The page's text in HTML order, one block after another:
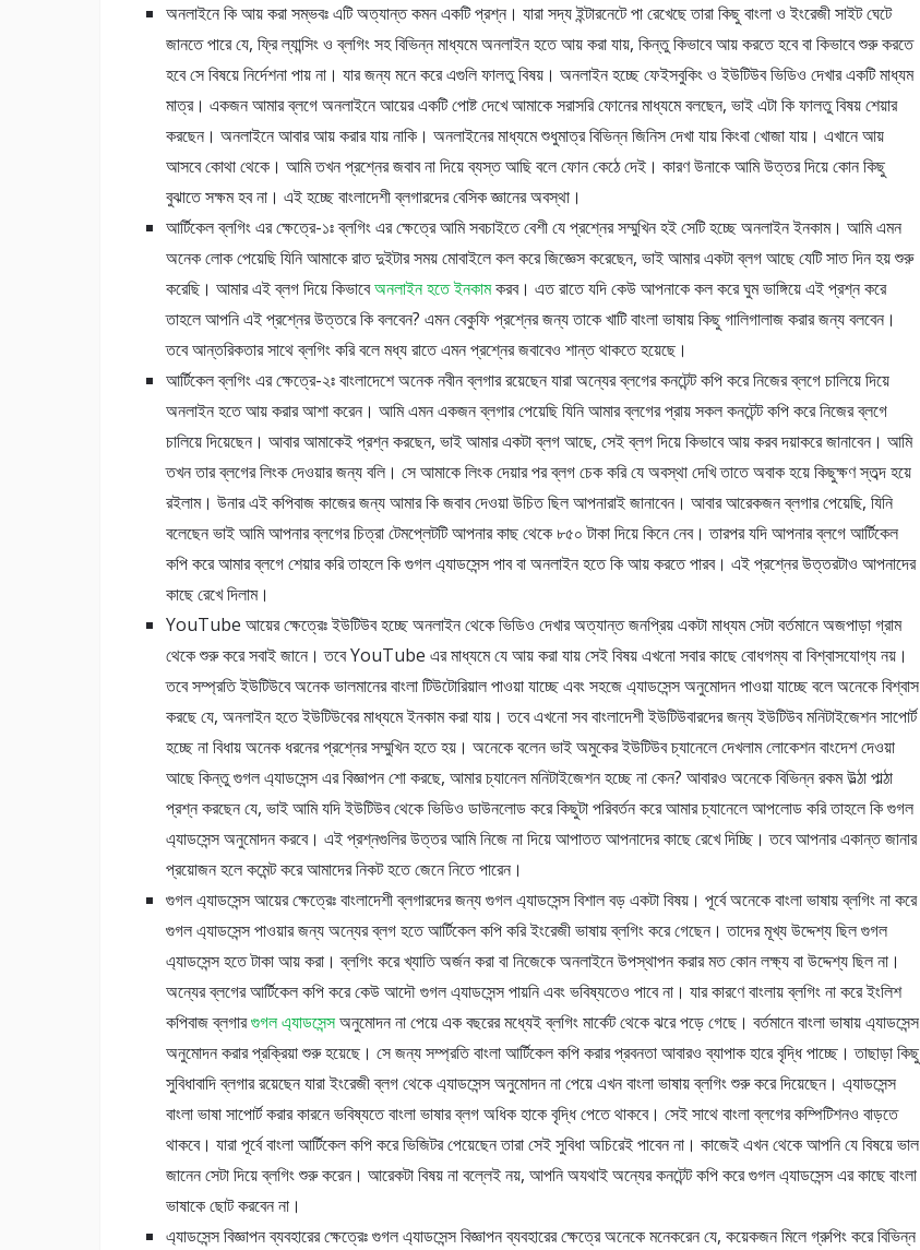
অনলাইনে কি আয় করা সম্ভবঃ এটি অত্যান্ত কমন একটি প্রশ্ন। যারা সদ্য ইন্টারনেটে পা রেখেছে তারা কিছু বাংলা ও ইংরেজী সাইট ঘেটে
জানতে পারে যে, ফ্রি ল্যান্সিং ও ব্লগিং সহ বিভিন্ন মাধ্যমে অনলাইন হতে আয় করা যায়, কিন্তু কিভাবে আয় করতে হবে বা কিভাবে শুরু করতে
হবে সে বিষয়ে নির্দেশনা পায় না। যার জন্য মনে করে এগুলি ফালতু বিষয়। অনলাইন হচ্ছে ফেইসবুকিং ও ইউটিউব ভিডিও দেখার একটি মাধ্যম
মাত্র। একজন আমার ব্লগে অনলাইনে আয়ের একটি পোষ্ট দেখে আমাকে সরাসরি ফোনের মাধ্যমে বলছেন, ভাই এটা কি ফালতু বিষয় শেয়ার
করছেন। অনলাইনে আবার আয় করার যায় নাকি। অনলাইনের মাধ্যমে শুধুমাত্র বিভিন্ন জিনিস দেখা যায় কিংবা খোজা যায়। এখানে আয়
আসবে কোথা থেকে। আমি তখন প্রশ্নের জবাব না দিয়ে ব্যস্ত আছি বলে ফোন কেঠে দেই। কারণ উনাকে আমি উত্তর দিয়ে কোন কিছু
বুঝাতে সক্ষম হব না। এই হচ্ছে বাংলাদেশী ব্লগারদের বেসিক জ্ঞানের অবস্থা।
আর্টিকেল ব্লগিং এর ক্ষেত্রে-১ঃ ব্লগিং এর ক্ষেত্রে আমি সবচাইতে বেশী যে প্রশ্নের সম্মুখিন হই সেটি হচ্ছে অনলাইন ইনকাম। আমি এমন
অনেক লোক পেয়েছি যিনি আমাকে রাত দুইটার সময় মোবাইলে কল করে জিজ্ঞেস করেছেন, ভাই আমার একটা ব্লগ আছে যেটি সাত দিন হয় শুরু
করেছি। আমার এই ব্লগ দিয়ে কিভাবেঅনলাইন হতে ইনকামকরব। এত রাতে যদি কেউ আপনাকে কল করে ঘুম ভাঙ্গিয়ে এই প্রশ্ন করে
তাহলে আপনি এই প্রশ্নের উত্তরে কি বলবেন? এমন বেকুফি প্রশ্নের জন্য তাকে খাটি বাংলা ভাষায় কিছু গালিগালাজ করার জন্য বলবেন।
তবে আন্তরিকতার সাথে ব্লগিং করি বলে মধ্য রাতে এমন প্রশ্নের জবাবেও শান্ত থাকতে হয়েছে।
আর্টিকেল ব্লগিং এর ক্ষেত্রে-২ঃ বাংলাদেশে অনেক নবীন ব্লগার রয়েছেন যারা অন্যের ব্লগের কনটেন্ট কপি করে নিজের ব্লগে চালিয়ে দিয়ে
অনলাইন হতে আয় করার আশা করেন। আমি এমন একজন ব্লগার পেয়েছি যিনি আমার ব্লগের প্রায় সকল কনটেন্ট কপি করে নিজের ব্লগে
চালিয়ে দিয়েছেন। আবার আমাকেই প্রশ্ন করছেন, ভাই আমার একটা ব্লগ আছে, সেই ব্লগ দিয়ে কিভাবে আয় করব দয়াকরে জানাবেন। আমি
তখন তার ব্লগের লিংক দেওয়ার জন্য বলি। সে আমাকে লিংক দেয়ার পর ব্লগ চেক করি যে অবস্থা দেখি তাতে অবাক হয়ে কিছুক্ষণ স্তব্দ হয়ে
রইলাম। উনার এই কপিবাজ কাজের জন্য আমার কি জবাব দেওয়া উচিত ছিল আপনারাই জানাবেন। আবার আরেকজন ব্লগার পেয়েছি, যিনি
বলেছেন ভাই আমি আপনার ব্লগের চিত্রা টেমপ্লেটটি আপনার কাছ থেকে ৮৫০ টাকা দিয়ে কিনে নেব। তারপর যদি আপনার ব্লগে আর্টিকেল
কপি করে আমার ব্লগে শেয়ার করি তাহলে কি গুগল এ্যাডসেন্স পাব বা অনলাইন হতে কি আয় করতে পারব। এই প্রশ্নের উত্তরটাও আপনাদের
কাছে রেখে দিলাম।
YouTube আয়ের ক্ষেত্রেঃ ইউটিউব হচ্ছে অনলাইন থেকে ভিডিও দেখার অত্যান্ত জনপ্রিয় একটা মাধ্যম সেটা বর্তমানে অজপাড়া গ্রাম
থেকে শুরু করে সবাই জানে। তবে YouTube এর মাধ্যমে যে আয় করা যায় সেই বিষয় এখনো সবার কাছে বোধগম্য বা বিশ্বাসযোগ্য নয়।
তবে সম্প্রতি ইউটিউবে অনেক ভালমানের বাংলা টিউটোরিয়াল পাওয়া যাচ্ছে এবং সহজে এ্যাডসেন্স অনুমোদন পাওয়া যাচ্ছে বলে অনেকে বিশ্বাস
করছে যে, অনলাইন হতে ইউটিউবের মাধ্যমে ইনকাম করা যায়। তবে এখনো সব বাংলাদেশী ইউটিউবারদের জন্য ইউটিউব মনিটাইজেশন সাপোর্ট
হচ্ছে না বিধায় অনেক ধরনের প্রশ্নের সম্মুখিন হতে হয়। অনেকে বলেন ভাই অমুকের ইউটিউব চ্যানেলে দেখলাম লোকেশন বাংদেশ দেওয়া
আছে কিন্তু গুগল এ্যাডসেন্স এর বিজ্ঞাপন শো করছে, আমার চ্যানেল মনিটাইজেশন হচ্ছে না কেন? আবারও অনেকে বিভিন্ন রকম উল্ঠা পাল্ঠা
প্রশ্ন করছেন যে, ভাই আমি যদি ইউটিউব থেকে ভিডিও ডাউনলোড করে কিছুটা পরিবর্তন করে আমার চ্যানেলে আপলোড করি তাহলে কি গুগল
এ্যাডসেন্স অনুমোদন করবে। এই প্রশ্নগুলির উত্তর আমি নিজে না দিয়ে আপাতত আপনাদের কাছে রেখে দিচ্ছি। তবে আপনার একান্ত জানার
প্রয়োজন হলে কমেন্ট করে আমাদের নিকট হতে জেনে নিতে পারেন।
গুগল এ্যাডসেন্স আয়ের ক্ষেত্রেঃ বাংলাদেশী ব্লগারদের জন্য গুগল এ্যাডসেন্স বিশাল বড় একটা বিষয়। পূর্বে অনেকে বাংলা ভাষায় ব্লগিং না করে
গুগল এ্যাডসেন্স পাওয়ার জন্য অন্যের ব্লগ হতে আর্টিকেল কপি করি ইংরেজী ভাষায় ব্লগিং করে গেছেন। তাদের মূখ্য উদ্দেশ্য ছিল গুগল
এ্যাডসেন্স হতে টাকা আয় করা। ব্লগিং করে খ্যাতি অর্জন করা বা নিজেকে অনলাইনে উপস্থাপন করার মত কোন লক্ষ্য বা উদ্দেশ্য ছিল না।
অন্যের ব্লগের আর্টিকেল কপি করে কেউ আদৌ গুগল এ্যাডসেন্স পায়নি এবং ভবিষ্যতেও পাবে না। যার কারণে বাংলায় ব্লগিং না করে ইংলিশ
কপিবাজ ব্লগারগুগল এ্যাডসেন্সঅনুমোদন না পেয়ে এক বছরের মধ্যেই ব্লগিং মার্কেট থেকে ঝরে পড়ে গেছে। বর্তমানে বাংলা ভাষায় এ্যাডসেন্স
অনুমোদন করার প্রক্রিয়া শুরু হয়েছে। সে জন্য সম্প্রতি বাংলা আর্টিকেল কপি করার প্রবনতা আবারও ব্যাপাক হারে বৃদ্ধি পাচ্ছে। তাছাড়া কিছু
সুবিধাবাদি ব্লগার রয়েছেন যারা ইংরেজী ব্লগ থেকে এ্যাডসেন্স অনুমোদন না পেয়ে এখন বাংলা ভাষায় ব্লগিং শুরু করে দিয়েছেন। এ্যাডসেন্স
বাংলা ভাষা সাপোর্ট করার কারনে ভবিষ্যতে বাংলা ভাষার ব্লগ অধিক হাকে বৃদ্ধি পেতে থাকবে। সেই সাথে বাংলা ব্লগের কম্পিটিশনও বাড়তে
থাকবে। যারা পূর্বে বাংলা আর্টিকেল কপি করে ভিজিটর পেয়েছেন তারা সেই সুবিধা অচিরেই পাবেন না। কাজেই এখন থেকে আপনি যে বিষয়ে ভাল
জানেন সেটা দিয়ে ব্লগিং শুরু করেন। আরেকটা বিষয় না বল্লেই নয়, আপনি অযথাই অন্যের কনটেন্ট কপি করে গুগল এ্যাডসেন্স এর কাছে বাংলা
ভাষাকে ছোট করবেন না।
এ্যাডসেন্স বিজ্ঞাপন ব্যবহারের ক্ষেত্রেঃ গুগল এ্যাডসেন্স বিজ্ঞাপন ব্যবহারের ক্ষেত্রে অনেকে মনেকরেন যে, কয়েকজন মিলে গ্রুপিং করে বিভিন্ন